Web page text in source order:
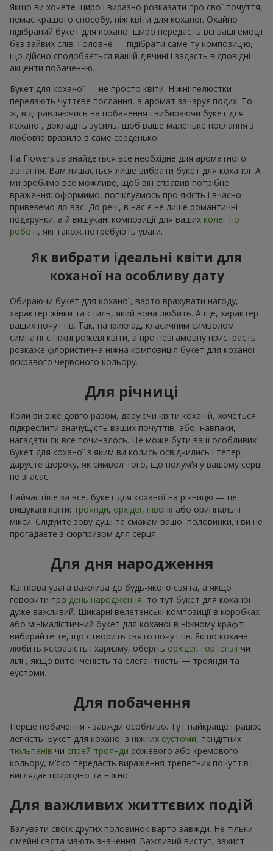
Якщо ви хочете щиро і виразно розказати про свої почуття,
немає кращого способу, ніж квіти для коханої. Охайно
підібраний букет для коханої щиро передасть всі ваші емоції
без зайвих слів. Головне — підібрати саме ту композицію,
що дійсно сподобається вашій дівчині і задасть відповідні
акценти побаченню.
Букет для коханої — не просто квіти. Ніжні пелюстки
передають чуттєве послання, а аромат зачарує подих. То
ж, відправляючись на побачення і вибираючи букет для
коханої, докладіть зусиль, щоб ваше маленьке послання з
любов’ю вразило в саме серденько.
На Flowers.ua знайдеться все необхідне для ароматного
зізнання. Вам лишається лише вибрати букет для коханої. А
ми зробимо все можливе, щоб він справив потрібне
враження: оформимо, попіклуємось про якість і вчасно
привеземо до вас. До речі, в нас є не лише романтичні
подарунки, а й вишукані композиції для ваших колег по
роботі, які також потребують уваги.
Як вибрати ідеальні квіти для
коханої на особливу дату
Обираючи букет для коханої, варто врахувати нагоду,
характер жінки та стиль, який вона любить. А ще, характер
ваших почуттів. Так, наприклад, класичним символом
симпатії є ніжні рожеві квіти, а про невгамовну пристрасть
розкаже флористична ніжна композиція букет для коханої
яскравого червоного кольору.
Для річниці
Коли ви вже довго разом, даруючи квіти коханій, хочеться
підкреслити значущість ваших почуттів, або, навпаки,
нагадати як все починалось. Це може бути ваш особливих
букет для коханої з яким ви колись освідчились і тепер
даруєте щороку, як символ того, що полум’я у вашому серці
не згасає.
Найчастіше за все, букет для коханої на річницю — це
вишукані квіти: троянди, орхідеї, півонії або оригінальні
мікси. Слідуйте зову душі та смакам вашої половинки, і ви не
прогадаєте з сюрпризом для серця.
Для дня народження
Квіткова увага важлива до будь-якого свята, а якщо
говорити про день народження, то тут букет для коханої
дуже важливий. Шикарні велетенські композиції в коробках
або мінімалістичний букет для коханої в ніжному крафті —
вибирайте те, що створить свято почуттів. Якщо кохана
любить яскравість і харизму, оберіть орхідеї, гортензії чи
лілії, якщо витонченість та елегантність — троянди та
еустоми.
Для побачення
Перше побачення - завжди особливо. Тут найкраще працює
легкість. Букет для коханої з ніжних еустоми, тендітних
тюльпанів чи спрей-троянди рожевого або кремового
кольору, м’яко передасть вираження трепетних почуттів і
виглядає природно та ніжно.
Для важливих життєвих подій
Балувати своїх других половинок варто завжди. Не тільки
сімейні свята мають значення. Важливий виступ, захист